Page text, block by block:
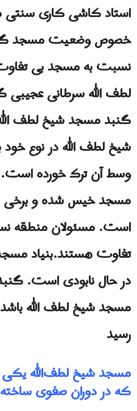
استاد کاشی کاری
خصوص وضعیت مسجد
نسبت به مسجد بی
لطف الله سرطانى
گنبد مسجد شیخ لطف
شیخ لطف الله در نوع
وسط آن ترک خورده است.
مسجد خیس شده و برخی
است. مسئولان منطقه
تفاوت هستند.بنیاد
در حال نابودی است.
مسجد شیخ لطف الله باشد
رسید
مسجد شیخ‌ لطف‌الله یکی
که در دوران صفوی